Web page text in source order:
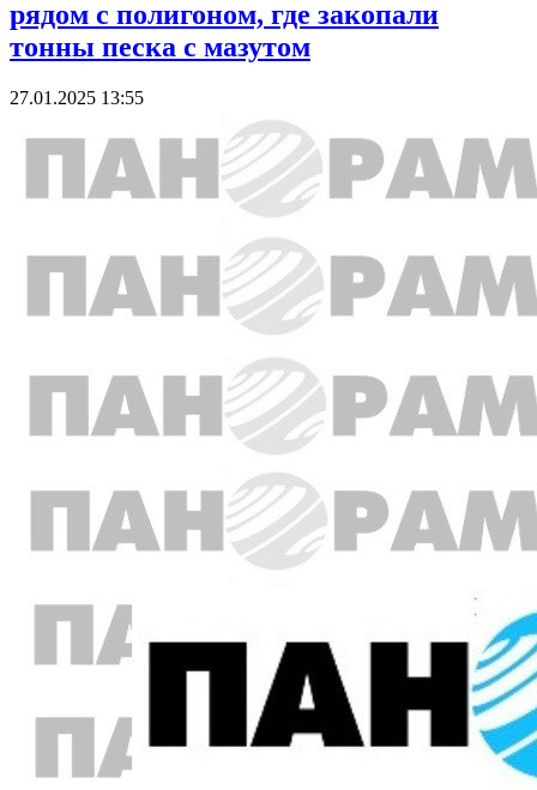
рядом с полигоном, где закопали
тонны песка с мазутом
27.01.2025 13:55